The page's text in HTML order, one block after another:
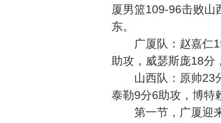
厦男篮109-96击败山
东。
广厦队：赵嘉仁19
助攻，威瑟斯庞18分
山西队：原帅23分
泰勒9分6助攻，博特
第一节，广厦迎来